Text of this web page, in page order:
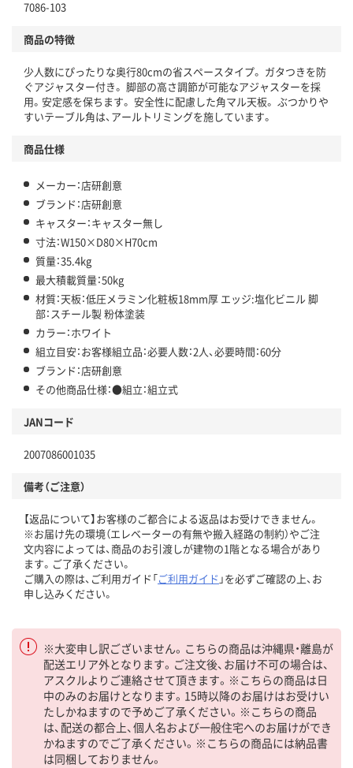
7086-103
商品の特徴
少人数にぴったりな奥行80cmの省スペースタイプ。 ガタつきを防
ぐアジャスター付き。 脚部の高さ調節が可能なアジャスターを採
用。安定感を保ちます。 安全性に配慮した角マル天板。 ぶつかりや
すいテーブル角は、アールトリミングを施しています。
商品仕様
メーカー：店研創意
ブランド：店研創意
キャスター：キャスター無し
寸法：W150×D80×H70cm
質量：35.4kg
最大積載質量：50kg
材質：天板：低圧メラミン化粧板18mm厚 エッジ:塩化ビニル 脚
部：スチール製 粉体塗装
カラー：ホワイト
組立目安：お客様組立品：必要人数：2人、必要時間：60分
ブランド：店研創意
その他商品仕様：●組立：組立式
JANコード
2007086001035
備考（ご注意）
【返品について】お客様のご都合による返品はお受けできません。
※お届け先の環境（エレベーターの有無や搬入経路の制約）やご注
文内容によっては、商品のお引渡しが建物の1階となる場合があり
ます。ご了承ください。
ご購入の際は、ご利用ガイド「ご利用ガイド 」を必ずご確認の上、お
申し込みください。
※大変申し訳ございません。こちらの商品は沖縄県・離島が
配送エリア外となります。ご注文後、お届け不可の場合は、
アスクルよりご連絡させて頂きます。※こちらの商品は日
中のみのお届けとなります。15時以降のお届けはお受けい
たしかねますので予めご了承ください。※こちらの商品
は、配送の都合上、個人名および一般住宅へのお届けができ
かねますのでご了承ください。※こちらの商品には納品書
は同梱しておりません。